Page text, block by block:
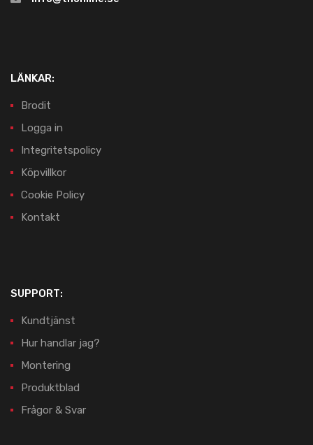
LÄNKAR:
Brodit
Logga in
Integritetspolicy
Köpvillkor
Cookie Policy
Kontakt
SUPPORT:
Kundtjänst
Hur handlar jag?
Montering
Produktblad
Frågor & Svar